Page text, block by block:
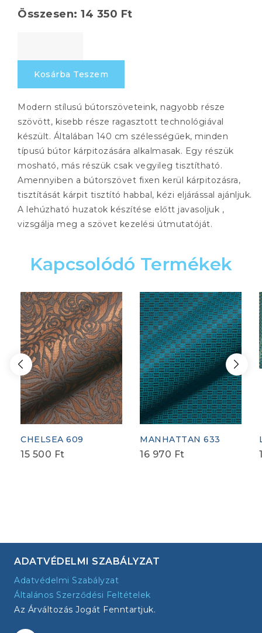
Összesen: 14 350 Ft
Kosárba Teszem
Modern stílusú bútorszöveteink, nagyobb része
szövött, kisebb része ragasztott technológiával
készült. Általában 140 cm szélességűek, minden
típusú bútor kárpitozására alkalmasak. Egy részük
mosható, más részük csak vegyileg tisztítható.
Amennyiben a bútorszövet fixen kerül kárpitozásra,
tisztítását kárpit tisztító habbal, kézi eljárással ajánljuk.
A lehúzható huzatok készítése előtt javasoljuk ,
vizsgálja meg a szövet kezelési útmutatóját.
Kapcsolódó Termékek
CHELSEA 609
15 500 Ft
MANHATTAN 633
16 970 Ft
ADATVÉDELMI SZABÁLYZAT
Adatvédelmi Szabályzat
Általános Szerződési Feltételek
Az Árváltozás Jogát Fenntartjuk.